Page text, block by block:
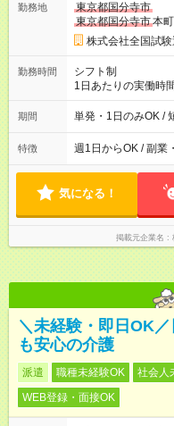
河合塾模擬試験
＝日収10,400円＋
合あり ・国家試験
割手当＋100円）×6時間
用期間なし
勤務地
東京都国分寺市
東京都国分寺市本
株式会社全国試
勤務時間
シフト制
1日あたりの実働時
間は 試験により異
期間 単発・1日のみOK /
特徴 週1日からOK / 副業
気になる！
掲載元企業名
＼未経験・即日OK
も安心の介護
派遣 職種未経験OK 社会人
WEB登録・面接OK